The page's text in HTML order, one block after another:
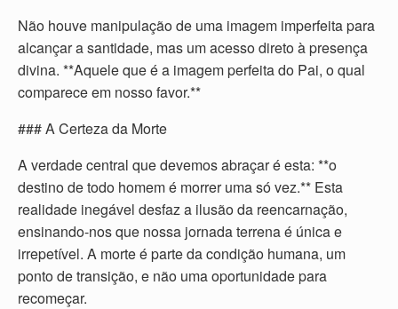
Não houve manipulação de uma imagem imperfeita para
alcançar a santidade, mas um acesso direto à presença
divina. **Aquele que é a imagem perfeita do Pai, o qual
comparece em nosso favor.**
### A Certeza da Morte
A verdade central que devemos abraçar é esta: **o
destino de todo homem é morrer uma só vez.** Esta
realidade inegável desfaz a ilusão da reencarnação,
ensinando-nos que nossa jornada terrena é única e
irrepetível. A morte é parte da condição humana, um
ponto de transição, e não uma oportunidade para
recomeçar.